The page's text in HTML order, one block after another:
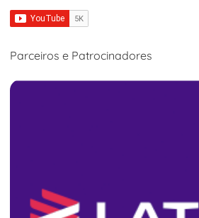
Parceiros e Patrocinadores